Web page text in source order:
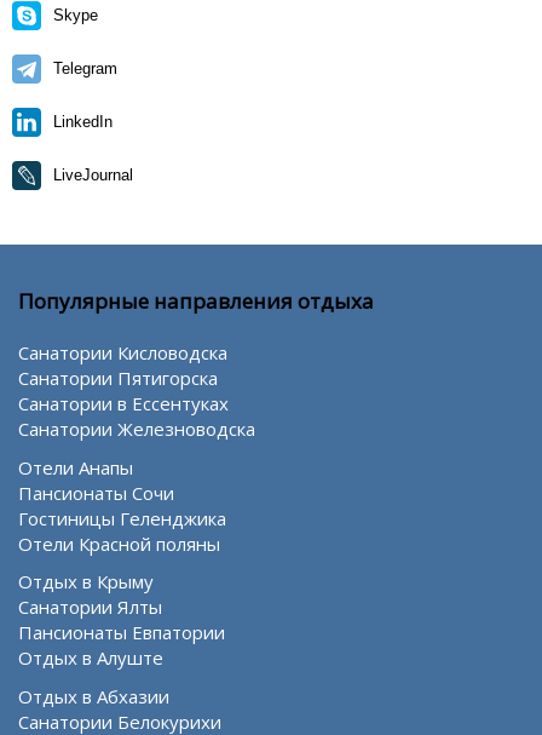
Skype
Telegram
LinkedIn
LiveJournal
Популярные направления отдыха
Санатории Кисловодска
Санатории Пятигорска
Санатории в Ессентуках
Санатории Железноводска
Отели Анапы
Пансионаты Сочи
Гостиницы Геленджика
Отели Красной поляны
Отдых в Крыму
Санатории Ялты
Пансионаты Евпатории
Отдых в Алуште
Отдых в Абхазии
Санатории Белокурихи